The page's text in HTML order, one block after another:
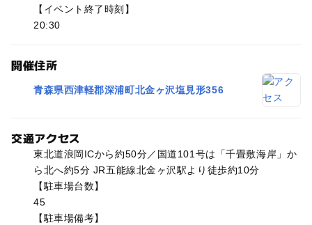
【イベント終了時刻】
20:30
開催住所
青森県西津軽郡深浦町北金ヶ沢塩見形356
交通アクセス
東北道浪岡ICから約50分／国道101号は「千畳敷海岸」か
ら北へ約5分 JR五能線北金ヶ沢駅より徒歩約10分
【駐車場台数】
45
【駐車場備考】